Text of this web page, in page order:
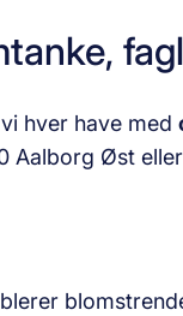
hver have med
Aalborg Øst